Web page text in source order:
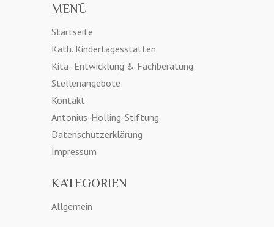
MENÜ
Startseite
Kath. Kindertagesstätten
Kita- Entwicklung & Fachberatung
Stellenangebote
Kontakt
Antonius-Holling-Stiftung
Datenschutzerklärung
Impressum
KATEGORIEN
Allgemein